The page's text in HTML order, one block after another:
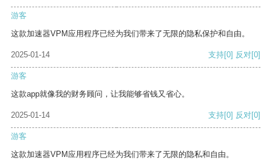
游客
这款加速器VPM应用程序已经为我们带来了无限的隐私保护和自由。
2025-01-14 支持[0] 反对[0]
游客
这款app就像我的财务顾问，让我能够省钱又省心。
2025-01-14 支持[0] 反对[0]
游客
这款加速器VPM应用程序已经为我们带来了无限的隐私和自由。